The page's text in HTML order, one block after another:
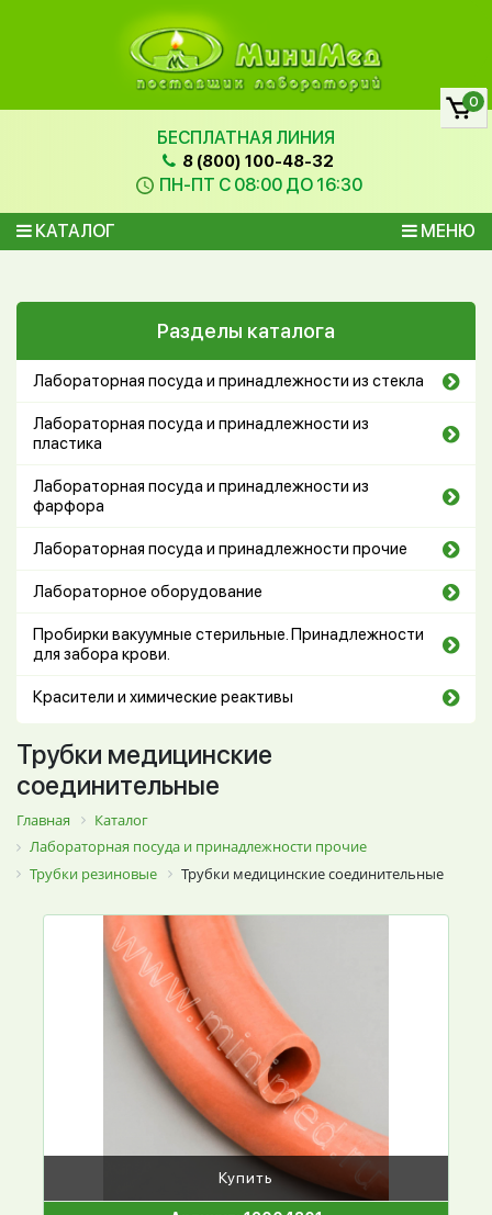
БЕСПЛАТНАЯ ЛИНИЯ
8 (800) 100-48-32
ПН-ПТ С 08:00 ДО 16:30
КАТАЛОГ МЕНЮ
0
Разделы каталога
Лабораторная посуда и принадлежности из стекла
Лабораторная посуда и принадлежности из
пластика
Лабораторная посуда и принадлежности из
фарфора
Лабораторная посуда и принадлежности прочие
Лабораторное оборудование
Пробирки вакуумные стерильные. Принадлежности
для забора крови.
Красители и химические реактивы
Трубки медицинские
соединительные
Главная
Каталог
Лабораторная посуда и принадлежности прочие
Трубки резиновые
Трубки медицинские соединительные
Купить